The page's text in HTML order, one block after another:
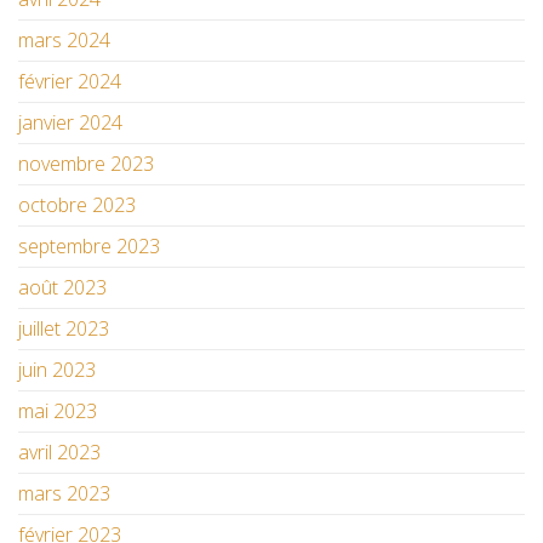
mars 2024
février 2024
janvier 2024
novembre 2023
octobre 2023
septembre 2023
août 2023
juillet 2023
juin 2023
mai 2023
avril 2023
mars 2023
février 2023